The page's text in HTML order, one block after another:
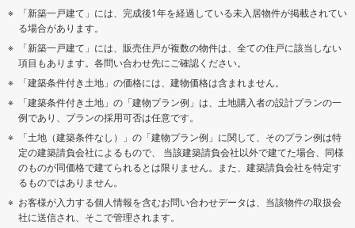
「新築一戸建て」には、完成後1年を経過している未入居物件が掲載されてい
る場合があります。
「新築一戸建て」には、販売住戸が複数の物件は、全ての住戸に該当しない
項目もあります。各問い合わせ先にご確認ください。
「建築条件付き土地」の価格には、建物価格は含まれません。
「建築条件付き土地」の「建物プラン例」は、土地購入者の設計プランの一
例であり、プランの採用可否は任意です。
「土地（建築条件なし）」の「建物プラン例」に関して、そのプラン例は特
定の建築請負会社によるもので、 当該建築請負会社以外で建てた場合、同様
のものが同価格で建てられるとは限りません。また、建築請負会社を特定す
るものではありません。
お客様が入力する個人情報を含むお問い合わせデータは、当該物件の取扱会
社に送信され、そこで管理されます。